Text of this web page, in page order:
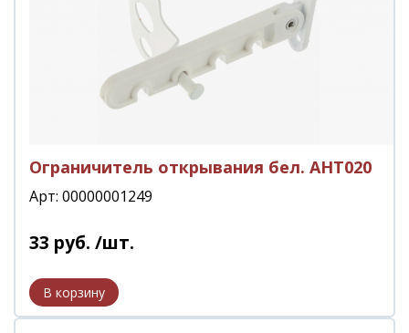
Ограничитель открывания бел. АНТ020
Арт: 00000001249
33 руб. /шт.